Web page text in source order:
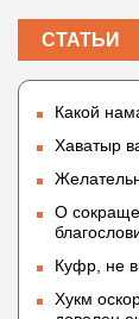
СТАТЬИ
Какой
Хаватыр
О
Куфр, не
Хукм